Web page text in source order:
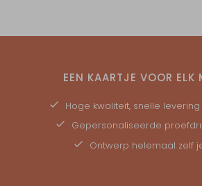
EEN KAARTJE VOOR ELK
Hoge kwaliteit, snelle levering
Gepersonaliseerde
Ontwerp helemaal zelf